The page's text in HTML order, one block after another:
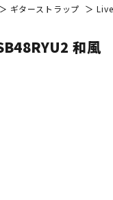
ギターストラップ
和風